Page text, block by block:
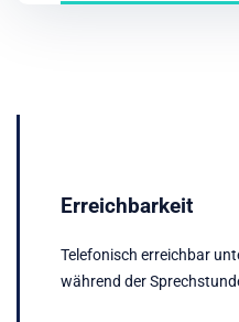
Erreichbarkeit
Telefonisch erreichbar
während der